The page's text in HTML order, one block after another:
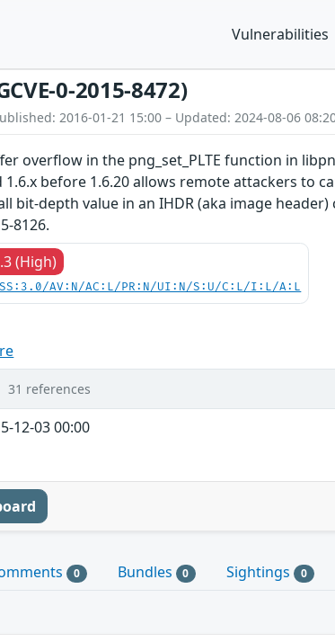
Vulnerabilities
0-2015-8472)
2016-01-21 15:00 – Updated: 2024-08-06
overflow in the png_set_PLTE function in
1.6.x before 1.6.20 allows remote attackers to
bit-depth value in an IHDR (aka image
8126.
(High)
AV:N/AC:L/PR:N/UI:N/S:U/C:L/I:L/A:L
31 references
12-03 00:00
0 Bundles 0 Sightings 0